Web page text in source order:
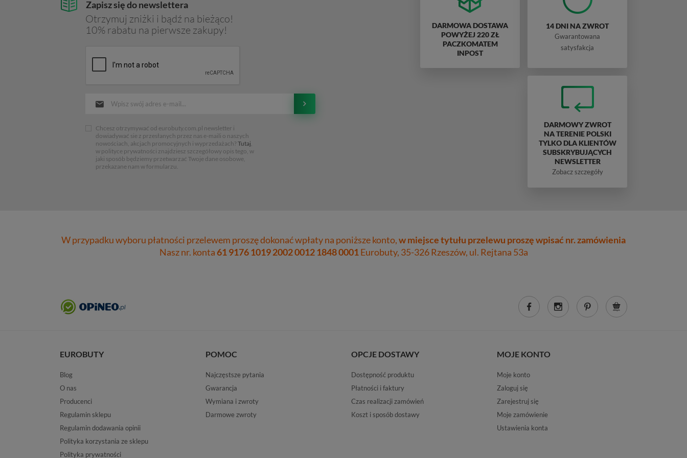
Zapisz się do newslettera
Otrzymuj zniżki i bądź na bieżąco!
10% rabatu na pierwsze zakupy!
Chcesz otrzymywać od eurobuty.com.pl newsletter i
dowiadywać sie z przesłanych przez nas e-maili o naszych
nowościach, akcjach promocyjnych i wyprzedażach? Tutaj,
w polityce prywatności znajdziesz szczegółowy opis tego, w
jaki sposób będziemy przetwarzać Twoje dane osobowe,
przekazane nam w formularzu.
DARMOWA DOSTAWA
POWYŻEJ 220 ZŁ
PACZKOMATEM
INPOST
14 DNI NA ZWROT
Gwarantowana
satysfakcja
DARMOWY ZWROT
NA TERENIE POLSKI
TYLKO DLA KLIENTÓW
SUBSKRYBUJĄCYCH
NEWSLETTER
Zobacz szczegóły
W przypadku wyboru płatności przelewem proszę dokonać wpłaty na poniższe konto,w miejsce tytułu przelewu proszę wpisać nr. zamówienia
Nasz nr. konta61 9176 1019 2002 0012 1848 0001Eurobuty, 35-326 Rzeszów, ul. Rejtana 53a
EUROBUTY
Blog
O nas
Producenci
Regulamin sklepu
Regulamin dodawania opinii
Polityka korzystania ze sklepu
Polityka prywatności
POMOC
Najczęstsze pytania
Gwarancja
Wymiana i zwroty
Darmowe zwroty
OPCJE DOSTAWY
Dostępność produktu
Płatności i faktury
Czas realizacji zamówień
Koszt i sposób dostawy
MOJE KONTO
Moje konto
Zaloguj się
Zarejestruj się
Moje zamówienie
Ustawienia konta